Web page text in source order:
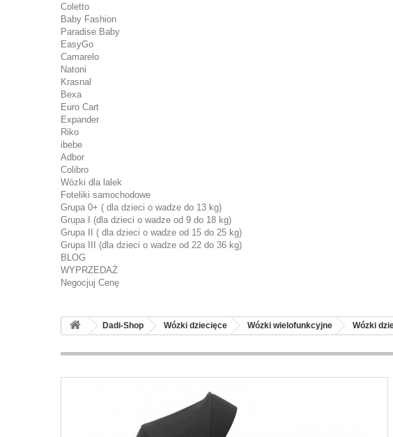
Coletto
Baby Fashion
Paradise Baby
EasyGo
Camarelo
Natoni
Krasnal
Bexa
Euro Cart
Expander
Riko
ibebe
Adbor
Colibro
Wózki dla lalek
Foteliki samochodowe
Grupa 0+ ( dla dzieci o wadze do 13 kg)
Grupa I (dla dzieci o wadze od 9 do 18 kg)
Grupa II ( dla dzieci o wadze od 15 do 25 kg)
Grupa III (dla dzieci o wadze od 22 do 36 kg)
BLOG
WYPRZEDAŻ
Negocjuj Cenę
Dadi-Shop Wózki dziecięce Wózki wielofunkcyjne Wózki